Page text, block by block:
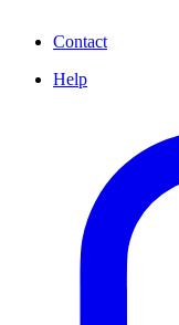
Contact
Help